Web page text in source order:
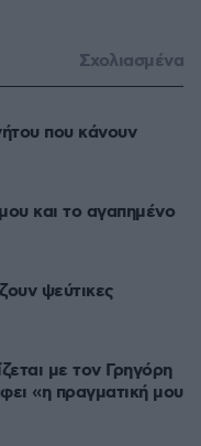
Σχολιασμένα
που κάνουν
και το αγαπημένο
ψεύτικες
με τον Γρηγόρη
«η πραγματική μου